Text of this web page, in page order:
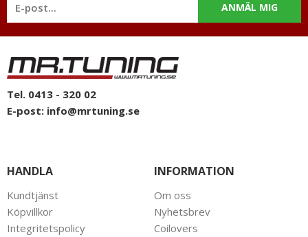
ANMÄL MIG
Tel. 0413 - 320 02
E-post: info@mrtuning.se
HANDLA
Kundtjänst
Köpvillkor
Integritetspolicy
INFORMATION
Om oss
Nyhetsbrev
Coilovers